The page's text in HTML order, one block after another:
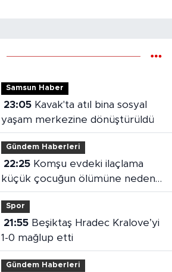
Samsun Haber
23:05Kavak'ta atıl bina sosyal
yaşam merkezine dönüştürüldü
Gündem Haberleri
22:25Komşu evdeki ilaçlama
küçük çocuğun ölümüne neden
oldu
Spor
21:55Beşiktaş Hradec Kralove’yi
1-0 mağlup etti
Gündem Haberleri